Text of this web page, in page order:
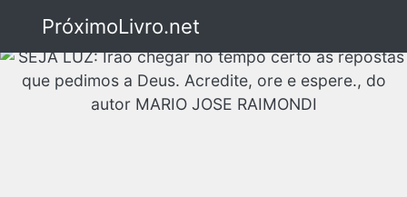
PróximoLivro.net